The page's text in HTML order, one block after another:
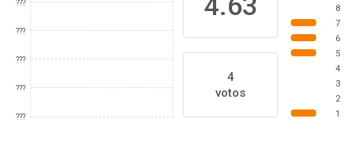
???
???
???
???
???
4
votos
8
7
6
5
4
3
2
1